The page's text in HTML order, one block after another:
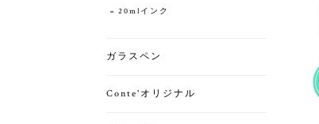
20mlインク
ガラスペン
Conte'オリジナル